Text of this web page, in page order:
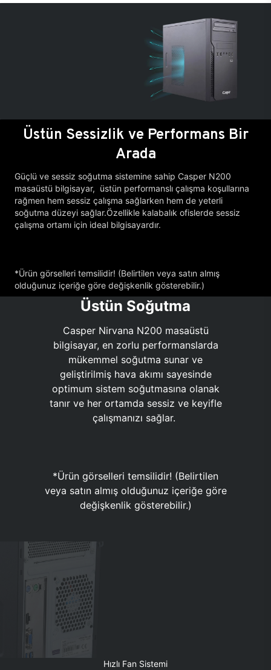
Üstün Sessizlik ve Performans Bir
Arada
Güçlü ve sessiz soğutma sistemine sahip Casper N200
masaüstü bilgisayar, üstün performanslı çalışma koşullarına
rağmen hem sessiz çalışma sağlarken hem de yeterli
soğutma düzeyi sağlar.Özellikle kalabalık ofislerde sessiz
çalışma ortamı için ideal bilgisayardır.
*Ürün görselleri temsilidir! (Belirtilen veya satın almış
olduğunuz içeriğe göre değişkenlik gösterebilir.)
Üstün Soğutma
Casper Nirvana N200 masaüstü
bilgisayar, en zorlu performanslarda
mükemmel soğutma sunar ve
geliştirilmiş hava akımı sayesinde
optimum sistem soğutmasına olanak
tanır ve her ortamda sessiz ve keyifle
çalışmanızı sağlar.
*Ürün görselleri temsilidir! (Belirtilen
veya satın almış olduğunuz içeriğe göre
değişkenlik gösterebilir.)
Hızlı Fan Sistemi